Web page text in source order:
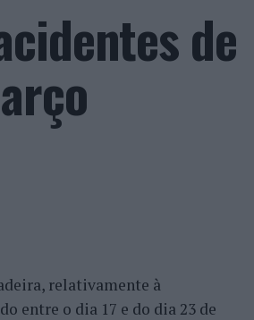
de
relativamente à
entre o dia 17 e do dia 23 de